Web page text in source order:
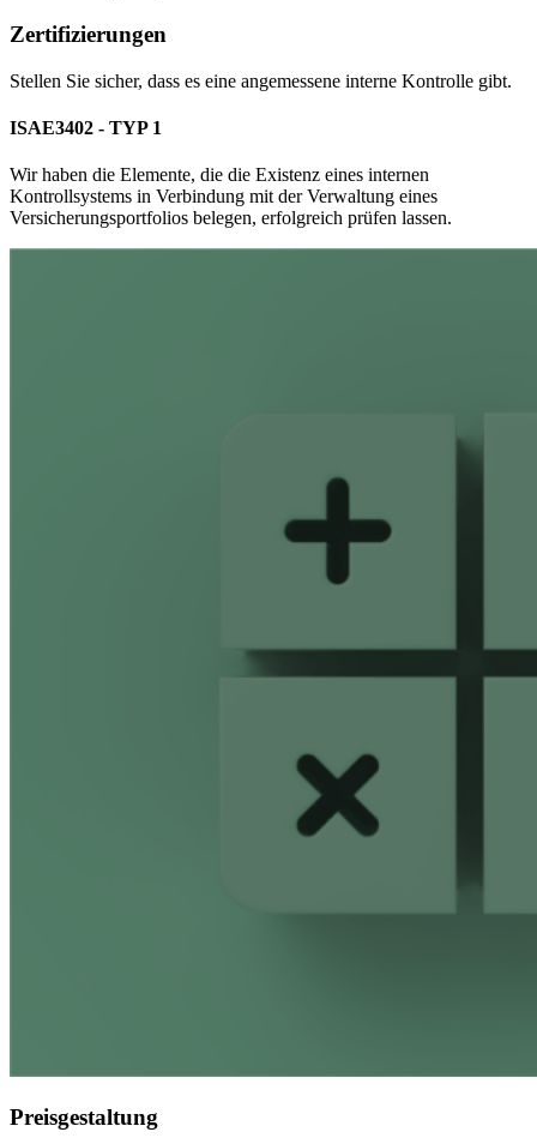
Zertifizierungen
Stellen Sie sicher, dass es eine angemessene interne Kontrolle gibt.
ISAE3402 - TYP 1
Wir haben die Elemente, die die Existenz eines internen
Kontrollsystems in Verbindung mit der Verwaltung eines
Versicherungsportfolios belegen, erfolgreich prüfen lassen.
Preisgestaltung